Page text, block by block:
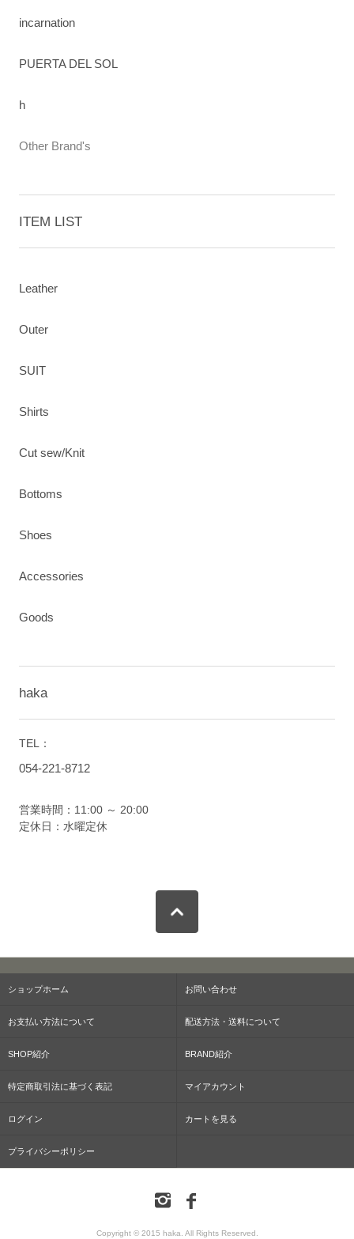
incarnation
PUERTA DEL SOL
h
Other Brand's
ITEM LIST
Leather
Outer
SUIT
Shirts
Cut sew/Knit
Bottoms
Shoes
Accessories
Goods
haka
TEL：
054-221-8712
営業時間：11:00 ～ 20:00
定休日：水曜定休
ショップホーム お問い合わせ
お支払い方法について 配送方法・送料について
SHOP紹介 BRAND紹介
特定商取引法に基づく表記 マイアカウント
ログイン カートを見る
プライバシーポリシー
Copyright © 2015 haka. All Rights Reserved.